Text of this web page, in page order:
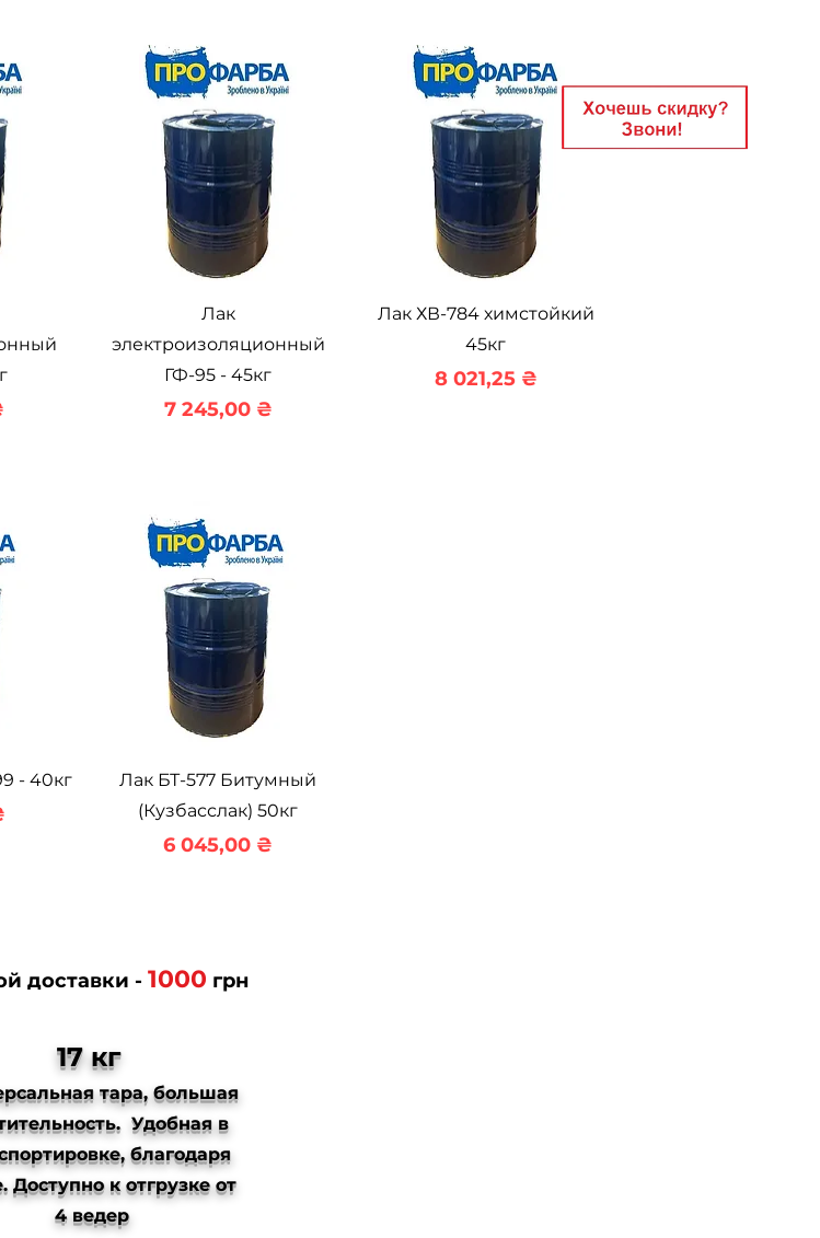
Быстрый просмотр
Лак
электроизоляционный
ГФ-95 - 45кг
Цена
7 245,00 ₴
Быстрый просмотр
Лак ХВ-784 химстойкий
45кг
Цена
8 021,25 ₴
- 40кг Быстрый просмотр
Лак БТ-577 Битумный
(Кузбасслак) 50кг
Цена
6 045,00 ₴
доставки - 1000 грн
17 кг
тара, большая
Удобная в
благодаря
Доступно к отгрузке от
4 ведер